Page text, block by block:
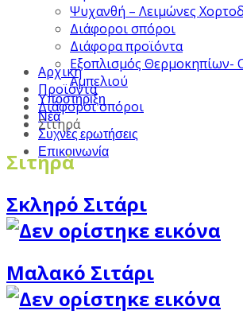
Ψυχανθή – Λειμώνες
Διάφοροι σπόροι
Διάφορα προϊόντα
Εξοπλισμός
Αμπελιού
Υποστήριξη
Νέα
Συχνές ερωτήσεις
Επικοινωνία
Αρχική
Προϊόντα
Διάφοροι σπόροι
Σιτηρά
Σιτηρά
Σκληρό Σιτάρι
Μαλακό Σιτάρι